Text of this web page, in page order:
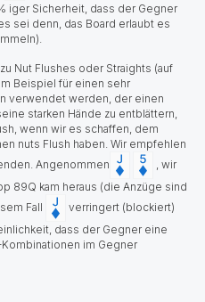
iger Sicherheit, dass der Gegner
sei denn, das Board erlaubt es
Nut Flushes oder Straights (auf
Beispiel für einen sehr
verwendet werden, der einen
starken Hände zu entblättern,
wenn wir es schaffen, dem
nuts Flush haben. Wir empfehlen
Angenommen
, wir
89Q kam heraus (die Anzüge sind
Fall
verringert (blockiert)
dass der Gegner eine
im Gegner